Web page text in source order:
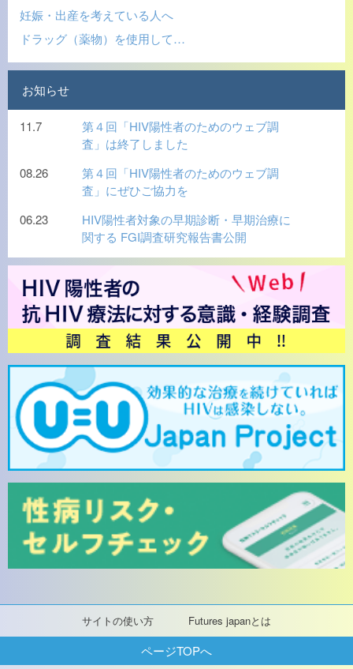
サイトの使い方 Futures japanとは
妊娠・出産を考えている人へ
ドラッグ（薬物）を使用して…
お知らせ
11.7
第４回「HIV陽性者のためのウェブ調
査」は終了しました
08.26
第４回「HIV陽性者のためのウェブ調
査」にぜひご協力を
06.23
HIV陽性者対象の早期診断・早期治療に
関する FGI調査研究報告書公開
ページTOPへ